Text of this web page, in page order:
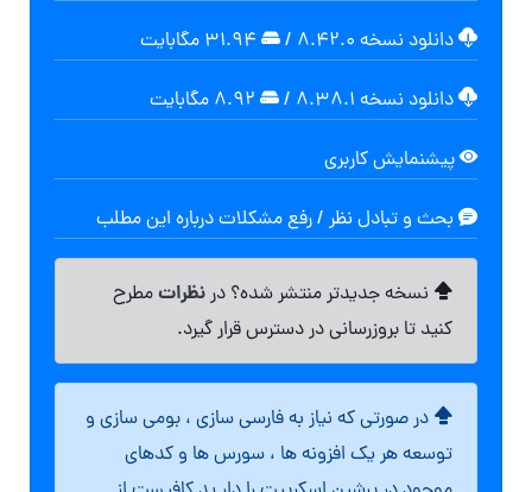
دانلود نسخه ۸.۴۲.۰ /
دانلود نسخه ۸.۳۸.۱ /
پیشنمایش کاربری
بحث و تبادل نظر / رفع مشکلات درباره این مطلب
نسخه جدیدتر منتشر شده؟ درنظراتمطرح
کنید تا بروزرسانی در دسترس قرار گیرد.
در صورتی که نیاز به فارسی سازی ، بومی سازی و
توسعه هر یک افزونه ها ، سورس ها و کدهای